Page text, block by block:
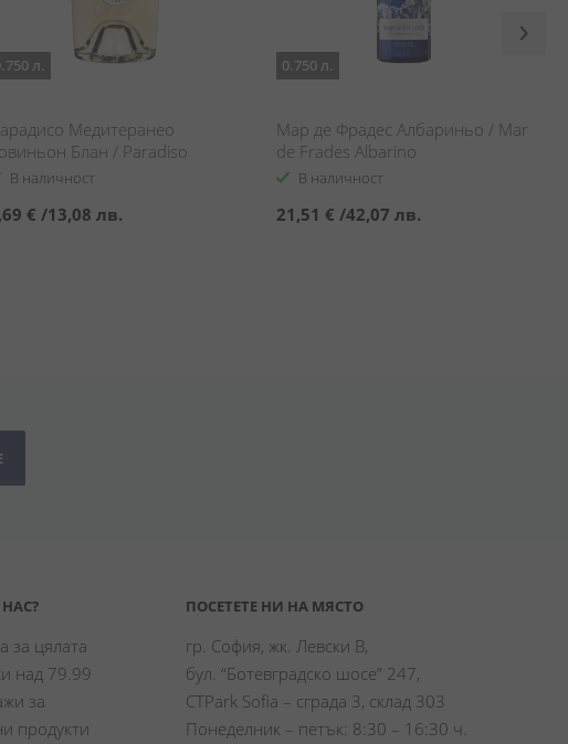
л.
Медитеранео
Блан / Paradiso
Sauvignon Blanc
В наличност
€ /13,08 лв.
0.750 л.
Мар де Фрадес Албариньо / Mar
de Frades Albarino
В наличност
21,51 € /42,07 лв.
за цялата
над 79.99
за
продукти
ПОСЕТЕТЕ НИ НА МЯСТО
гр. София, жк. Левски В,
бул. “Ботевградско шосе” 247,
CTPark Sofia – сграда 3, склад 303
Понеделник – петък: 8:30 – 16:30 ч.